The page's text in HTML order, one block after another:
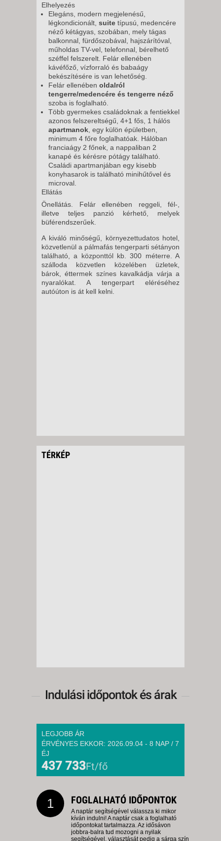
Elhelyezés
Elegáns, modern megjelenésű,
légkondicionált, suite típusú, medencére
néző kétágyas, szobában, mely tágas
balkonnal, fürdőszobával, hajszárítóval,
műholdas TV-vel, telefonnal, bérelhető
széffel felszerelt. Felár ellenében
kávéfőző, vízforraló és babaágy
bekészítésére is van lehetőség.
Felár ellenében oldalról
tengerre/medencére és tengerre néző
szoba is foglalható.
Több gyermekes családoknak a fentiekkel
azonos felszereltségű, 4+1 fős, 1 hálós
apartmanok , egy külön épületben,
minimum 4 főre foglalhatóak. Hálóban
franciaágy 2 főnek, a nappaliban 2
kanapé és kérésre pótágy található.
Családi apartmanjában egy kisebb
konyhasarok is található minihűtővel és
microval.
Ellátás
Önellátás. Felár ellenében reggeli, fél-,
illetve teljes panzió kérhető, melyek
büférendszerűek.
A kiváló minőségű, környezettudatos hotel,
közvetlenül a pálmafás tengerparti sétányon
található, a központtól kb. 300 méterre. A
szálloda közvetlen közelében üzletek,
bárok, éttermek színes kavalkádja várja a
nyaralókat. A tengerpart eléréséhez
autóúton is át kell kelni.
TÉRKÉP
Indulási időpontok és árak
LEGJOBB ÁR
ÉRVÉNYES EKKOR: 2026.09.04 - 8 NAP / 7
ÉJ
437 733Ft/fő
1 FOGLALHATÓ IDŐPONTOK
A naptár segítségével válassza ki mikor
kíván indulni! A naptár csak a foglalható
időpontokat tartalmazza. Az idősávon
jobbra-balra tud mozogni a nyilak
segítségével, választását pedig a sárga szín